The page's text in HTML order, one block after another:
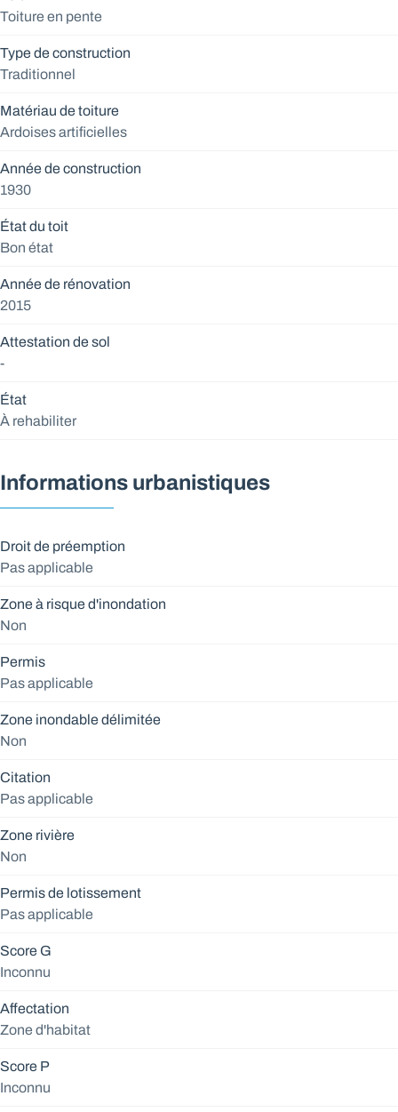
Toiture en pente
Type de construction
Traditionnel
Matériau de toiture
Ardoises artificielles
Année de construction
1930
État du toit
Bon état
Année de rénovation
2015
Attestation de sol
-
État
À rehabiliter
Informations urbanistiques
Droit de préemption
Pas applicable
Zone à risque d'inondation
Non
Permis
Pas applicable
Zone inondable délimitée
Non
Citation
Pas applicable
Zone rivière
Non
Permis de lotissement
Pas applicable
Score G
Inconnu
Affectation
Zone d'habitat
Score P
Inconnu